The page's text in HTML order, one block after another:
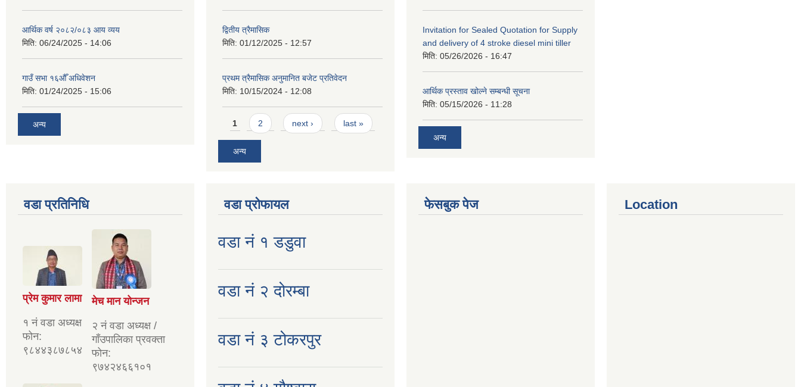
आर्थिक वर्ष २०८२/०८३ आय व्यय
मिति: 06/24/2025 - 14:06
गाउँ सभा १६औँ अधिवेशन
मिति: 01/24/2025 - 15:06
अन्य
द्वितीय त्रैमासिक
मिति: 01/12/2025 - 12:57
प्रथम त्रैमासिक अनुमानित बजेट प्रतिवेदन
मिति: 10/15/2024 - 12:08
Pages
1 2 next › last »
अन्य
Invitation for Sealed Quotation for Supply
and delivery of 4 stroke diesel mini tiller
मिति: 05/26/2026 - 16:47
आर्थिक प्रस्ताव खोल्ने सम्बन्धी सूचना
मिति: 05/15/2026 - 11:28
अन्य
वडा प्रतिनिधि
प्रेम कुमार लामा
१ नं वडा अध्यक्ष
फोन:
९८४४३८७८५४
मेच मान योन्जन
२ नं वडा अध्यक्ष /
गाँउपालिका प्रवक्ता
फोन:
९७४२४६६१०१
वडा प्रोफायल
वडा नं १ डडुवा
वडा नं २ दोरम्बा
वडा नं ३ टोकरपुर
फेसबुक पेज Location